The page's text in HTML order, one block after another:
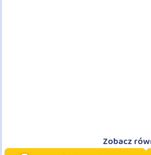
Zobacz